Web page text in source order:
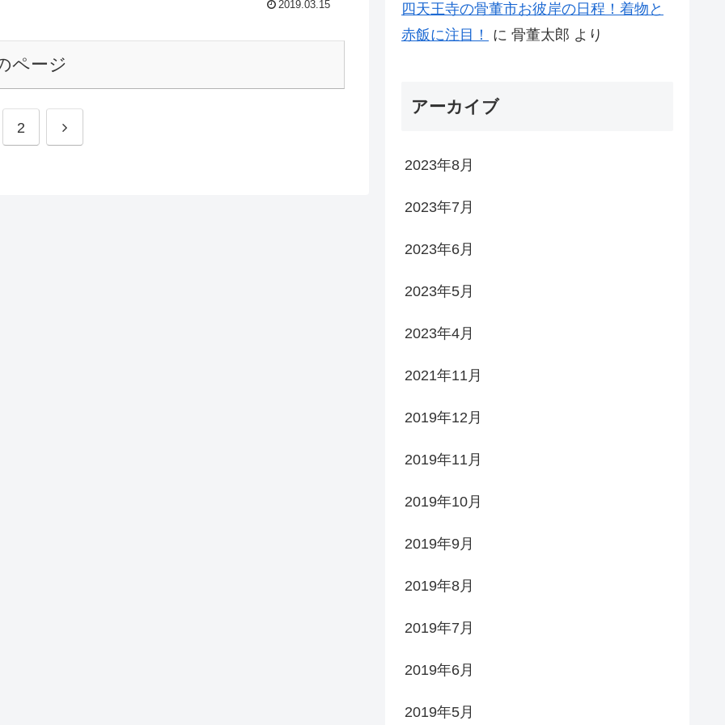
2019.03.15
ページ
2 次
四天王寺の骨董市お彼岸の日程！着物と
赤飯に注目！
に 骨董太郎 より
アーカイブ
2023年8月
2023年7月
2023年6月
2023年5月
2023年4月
2021年11月
2019年12月
2019年11月
2019年10月
2019年9月
2019年8月
2019年7月
2019年6月
2019年5月